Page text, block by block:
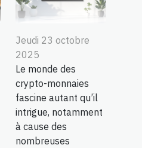
Jeudi 23 octobre
2025
Le monde des
crypto-monnaies
fascine autant qu’il
intrigue, notamment
à cause des
nombreuses